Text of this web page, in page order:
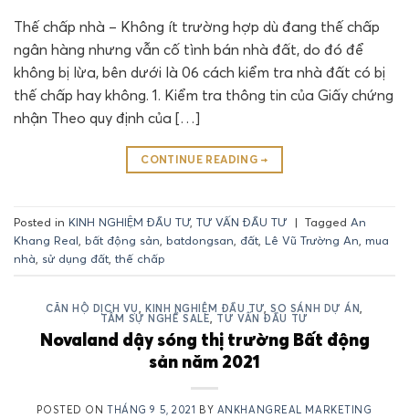
Thế chấp nhà – Không ít trường hợp dù đang thế chấp
ngân hàng nhưng vẫn cố tình bán nhà đất, do đó để
không bị lừa, bên dưới là 06 cách kiểm tra nhà đất có bị
thế chấp hay không. 1. Kiểm tra thông tin của Giấy chứng
nhận Theo quy định của […]
CONTINUE READING →
Posted in KINH NGHIỆM ĐẦU TƯ, TƯ VẤN ĐẦU TƯ | Tagged An
Khang Real bất động sản batdongsan đất Lê Vũ Trường An mua
nhà sử dụng đất thế chấp
CĂN HỘ DỊCH VỤ, KINH NGHIỆM ĐẦU TƯ,SO SÁNH DỰ ÁN,
TÂM SỰ NGHỀ SALE, TƯ VẤN ĐẦU TƯ
Novaland dậy sóng thị trường Bất động
sản năm 2021
POSTED ONTHÁNG 9 5, 2021 BY ANKHANGREAL MARKETING